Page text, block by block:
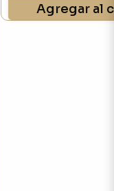
Agregar al